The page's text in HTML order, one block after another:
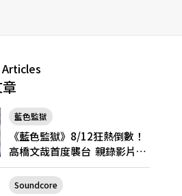
藍色監獄
《藍色監獄》8/12狂熱倒數！
高橋文哉首度襲台 親錄影片喊
話台粉「戲院見」
Soundcore